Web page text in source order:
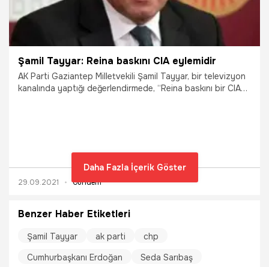
Şamil Tayyar: Reina baskını CIA eylemidir
AK Parti Gaziantep Milletvekili Şamil Tayyar, bir televizyon
kanalında yaptığı değerlendirmede, “Reina baskını bir CIA
29.09.2021 Gündem
Daha Fazla İçerik Göster
Benzer Haber Etiketleri
Şamil Tayyar ak parti
chp
Cumhurbaşkanı Erdoğan
Seda Sarıbaş